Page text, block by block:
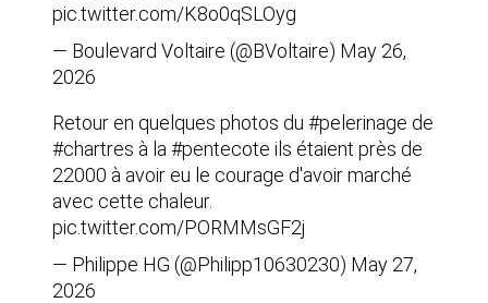
pic.twitter.com/K8o0qSLOyg
— Boulevard Voltaire (@BVoltaire) May 26,
2026
Retour en quelques photos du #pelerinage de
#chartres à la #pentecote ils étaient près de
22000 à avoir eu le courage d'avoir marché
avec cette chaleur.
pic.twitter.com/PORMMsGF2j
— Philippe HG (@Philipp10630230) May 27,
2026